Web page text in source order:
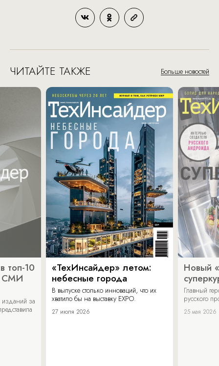
ЧИТАЙТЕ ТАКЖЕ Больше новостей
топ-10
СМИ
изданий за
«ТехИнсайдер» летом:
небесные города
В выпуске столько инноваций, что их
хватило бы на выставку EXPO.
27 июля 2026
Новый
Главный
русского
25 мая 2026